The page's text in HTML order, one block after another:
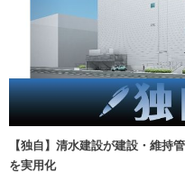
【独自】清水建設が建設・維持
を実用化